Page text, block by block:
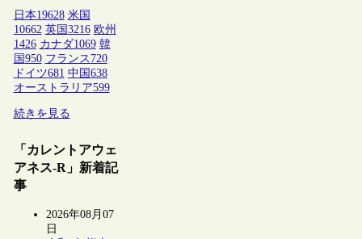
日本19628 米国
10662 英国 3216 欧州
1426 カナダ1069 韓
国 950 フランス 720
ドイツ681 中国 638
オーストラリア599
続きを見る
「カレントアウェ
アネス-R」新着記
事
2026年08月07
日